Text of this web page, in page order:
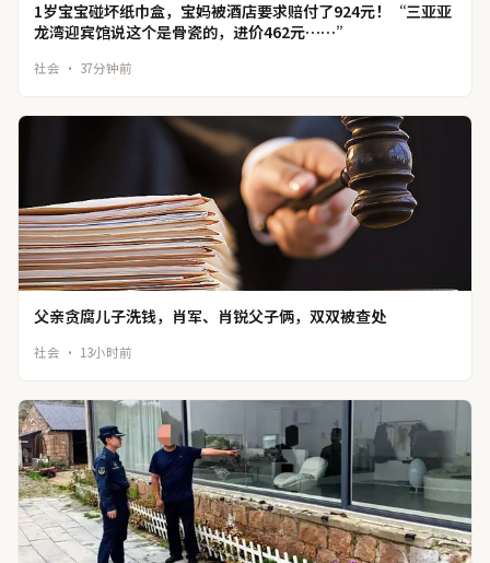
1岁宝宝碰坏纸巾盒，宝妈被酒店要求赔付了924元！“三亚亚
龙湾迎宾馆说这个是骨瓷的，进价462元……”
社会 · 37分钟前
父亲贪腐儿子洗钱，肖军、肖锐父子俩，双双被查处
社会 · 13小时前